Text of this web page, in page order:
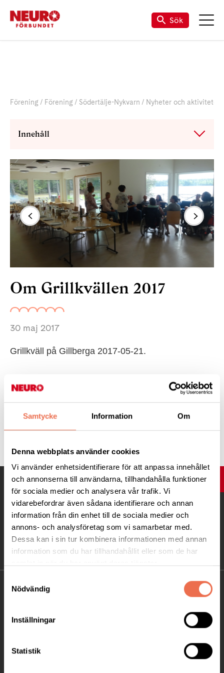
Samtycke Information Om
Denna webbplats använder cookies
Vi använder enhetsidentifierare för att anpassa innehållet
och annonserna till användarna, tillhandahålla funktioner
för sociala medier och analysera vår trafik. Vi
vidarebefordrar även sådana identifierare och annan
information från din enhet till de sociala medier och
annons- och analysföretag som vi samarbetar med.
Dessa kan i sin tur kombinera informationen med annan
information som du har tillhandahållit eller som de har
Nödvändig
Inställningar
Statistik
Sök
Förening Förening Södertälje-Nykvarn Nyheter och aktiviteter
Innehåll
Om Grillkvällen 2017
30 maj 2017
Grillkväll på Gillberga 2017-05-21.
(20st). Mingel innan middagen.
Tipsa
UPP
KONTAKT
Ågatan 12 C, 172 62 Sundbyberg